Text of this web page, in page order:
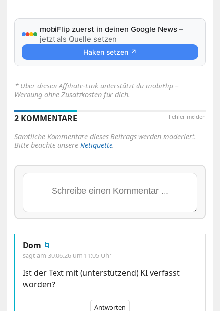
mobiFlip zuerst in deinen Google News –
jetzt als Quelle setzen
Haken setzen ↗
⋆ Über diesen Affiliate-Link unterstützt du mobiFlip –
Werbung ohne Zusatzkosten für dich.
Fehler melden
2 KOMMENTARE
Sämtliche Kommentare dieses Beitrags werden moderiert.
Bitte beachte unsereNetiquette.
Dom 🌀
sagt am 30.06.26 um 11:05 Uhr
Ist der Text mit (unterstützend) KI verfasst
worden?
Antworten